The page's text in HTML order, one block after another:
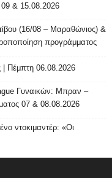
09 & 15.08.2026
(16/08 – Μαραθώνιος) &
προγράμματος
Πέμπτη 06.08.2026
Γυναικών: Μπραν –
07 & 08.08.2026
ντοκιμαντέρ: «Οι